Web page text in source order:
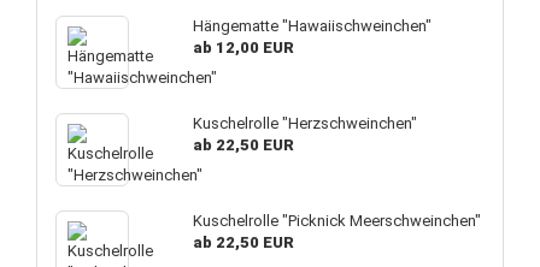
Hängematte "Hawaiischweinchen"
ab 12,00 EUR
Kuschelrolle "Herzschweinchen"
ab 22,50 EUR
Kuschelrolle "Picknick Meerschweinchen"
ab 22,50 EUR